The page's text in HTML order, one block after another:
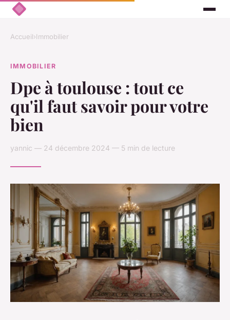
Accueil›Immobilier
IMMOBILIER
Dpe à toulouse : tout ce
qu'il faut savoir pour votre
bien
yannic — 24 décembre 2024 — 5 min de lecture